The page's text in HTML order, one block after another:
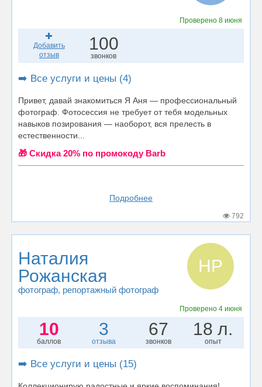
Проверено 8 июня
Добавить
отзыв
100
звонков
➡️ Все услуги и цены (4)
Привет, давай знакомиться Я Аня — профессиональный
фотограф. Фотосессия не требует от тебя модельных
навыков позирования — наоборот, вся прелесть в
естественности...
🎁 Cкидка 20% по промокоду Barb
Подробнее
792
Наталия
Рожанская
фотограф, репортажный фотограф
НР
Проверено 4 июня
10
баллов
3
отзыва
67
звонков
18 л.
опыт
➡️ Все услуги и цены (15)